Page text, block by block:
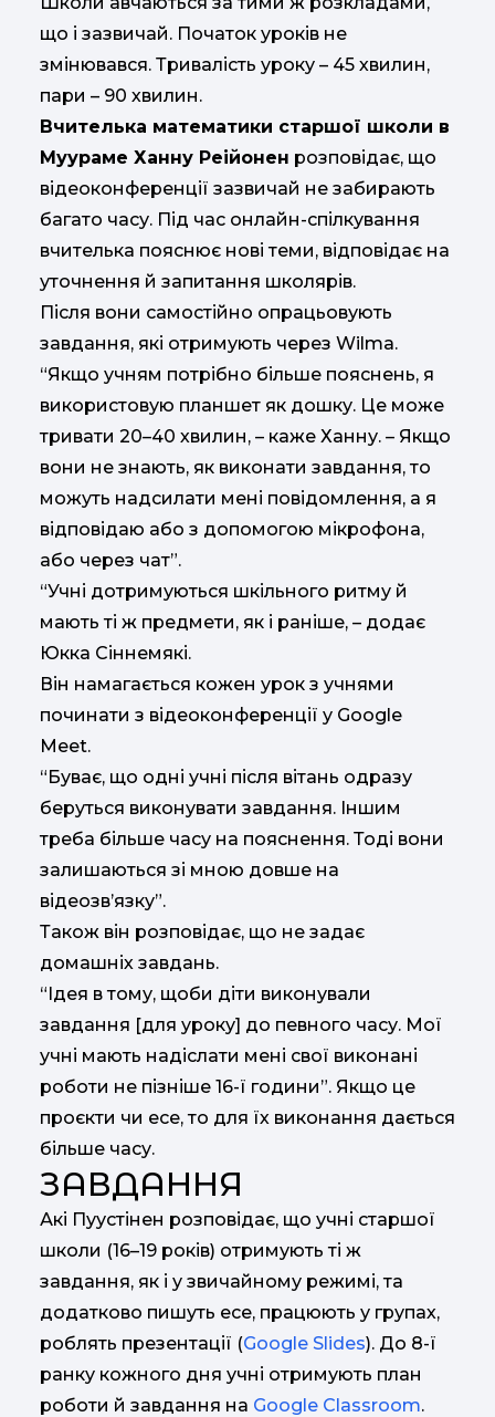
що і зазвичай. Початок уроків не
змінювався. Тривалість уроку – 45 хвилин,
пари – 90 хвилин.
Вчителька математики старшої школи в
Муураме Ханну Реійонен розповідає, що
відеоконференції зазвичай не забирають
багато часу. Під час онлайн-спілкування
вчителька пояснює нові теми, відповідає на
уточнення й запитання школярів.
Після вони самостійно опрацьовують
завдання, які отримують через Wilma.
“Якщо учням потрібно більше пояснень, я
використовую планшет як дошку. Це може
тривати 20–40 хвилин, – каже Ханну. – Якщо
вони не знають, як виконати завдання, то
можуть надсилати мені повідомлення, а я
відповідаю або з допомогою мікрофона,
або через чат”.
“Учні дотримуються шкільного ритму й
мають ті ж предмети, як і раніше, – додає
Юкка Сіннемякі.
Він намагається кожен урок з учнями
починати з відеоконференції у Google
Meet.
“Буває, що одні учні після вітань одразу
беруться виконувати завдання. Іншим
треба більше часу на пояснення. Тоді вони
залишаються зі мною довше на
відеозв’язку”.
Також він розповідає, що не задає
домашніх завдань.
“Ідея в тому, щоби діти виконували
завдання [для уроку] до певного часу. Мої
учні мають надіслати мені свої виконані
роботи не пізніше 16-ї години”. Якщо це
проєкти чи есе, то для їх виконання дається
більше часу.
ЗАВДАННЯ
Акі Пуустінен розповідає, що учні старшої
школи (16–19 років) отримують ті ж
завдання, як і у звичайному режимі, та
додатково пишуть есе, працюють у групах,
роблять презентації (Google Slides). До 8-ї
ранку кожного дня учні отримують план
роботи й завдання на Google Classroom.